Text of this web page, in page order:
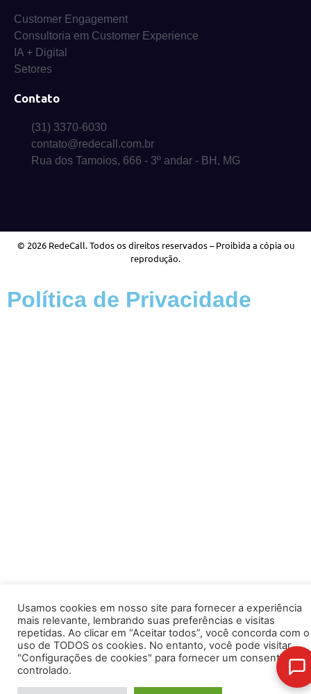
Customer Engagement
Consultoria em Customer Experience
IA + Digital
Setores
Contato
(31) 3370-6030
contato@redecall.com.br
Rua dos Tamoios, 666 - 3º andar - BH, MG
© 2026 RedeCall. Todos os direitos reservados – Proibida a cópia ou
reprodução.
Política de Privacidade
Usamos cookies em nosso site para fornecer a experiência
mais relevante, lembrando suas preferências e visitas
repetidas. Ao clicar em “Aceitar todos”, você concorda com o
uso de TODOS os cookies. No entanto, você pode visitar
"Configurações de cookies" para fornecer um
controlado.